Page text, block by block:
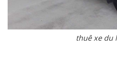
thuê xe du